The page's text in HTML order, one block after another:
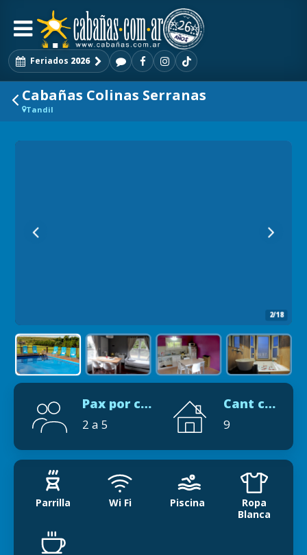
Feriados 2026
Cabañas Colinas Serranas
Tandil
2/18
Pax por cabaña
2 a 5
Cant cabañas
9
Parrilla Wi Fi Piscina
Ropa
Blanca